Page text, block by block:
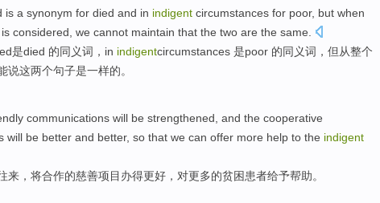
is a synonym for died and in indigent circumstances for poor, but when
considered, we cannot maintain that the two are the same
是died 的同义词 ， in indigentcircumstances 是poor 的同义词， 但 从整个
说这两个句子是一样的。
communications will be strengthened and the cooperative
will be better and better, so that we can offer more help to the indigent
来 ， 将合作的慈善项目 办得更好 ， 对更多的贫困患者给予帮助。